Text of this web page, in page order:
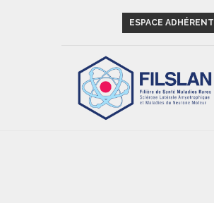
ESPACE ADHÉRENT